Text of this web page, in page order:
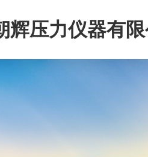
辉压力仪器有